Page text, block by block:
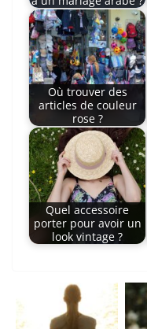
Où trouver des
articles de couleur
rose ?
Quel accessoire
porter pour avoir un
look vintage ?